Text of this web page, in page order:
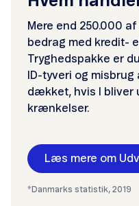
Mere end 250.000
bedrag med kredit-
Tryghedspakke er
ID-tyveri og
dækket, hvis I bliver
krænkelser.
Læs mere om
*Danmarks statistik, 2019